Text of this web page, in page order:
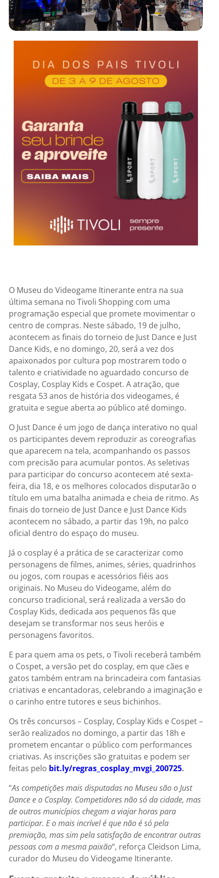
O Museu do Videogame Itinerante entra na sua
última semana no Tivoli Shopping com uma
programação especial que promete movimentar o
centro de compras. Neste sábado, 19 de julho,
acontecem as finais do torneio de Just Dance e Just
Dance Kids, e no domingo, 20, será a vez dos
apaixonados por cultura pop mostrarem todo o
talento e criatividade no aguardado concurso de
Cosplay, Cosplay Kids e Cospet. A atração, que
resgata 53 anos de história dos videogames, é
gratuita e segue aberta ao público até domingo.
O Just Dance é um jogo de dança interativo no qual
os participantes devem reproduzir as coreografias
que aparecem na tela, acompanhando os passos
com precisão para acumular pontos. As seletivas
para participar do concurso acontecem até sexta-
feira, dia 18, e os melhores colocados disputarão o
título em uma batalha animada e cheia de ritmo. As
finais do torneio de Just Dance e Just Dance Kids
acontecem no sábado, a partir das 19h, no palco
oficial dentro do espaço do museu.
Já o cosplay é a prática de se caracterizar como
personagens de filmes, animes, séries, quadrinhos
ou jogos, com roupas e acessórios fiéis aos
originais. No Museu do Videogame, além do
concurso tradicional, será realizada a versão do
Cosplay Kids, dedicada aos pequenos fãs que
desejam se transformar nos seus heróis e
personagens favoritos.
E para quem ama os pets, o Tivoli receberá também
o Cospet, a versão pet do cosplay, em que cães e
gatos também entram na brincadeira com fantasias
criativas e encantadoras, celebrando a imaginação e
o carinho entre tutores e seus bichinhos.
Os três concursos – Cosplay, Cosplay Kids e Cospet –
serão realizados no domingo, a partir das 18h e
prometem encantar o público com performances
criativas. As inscrições são gratuitas e podem ser
feitas pelo bit.ly/regras_cosplay_mvgi_ 200725.
“As competições mais disputadas no Museu são o Just
Dance e o Cosplay. Competidores não só da cidade, mas
de outros municípios chegam a viajar horas para
participar. E o mais incrível é que não é só pela
premiação, mas sim pela satisfação de encontrar outras
pessoas com a mesma paixão“, reforça Cleidson Lima,
curador do Museu do Videogame Itinerante.